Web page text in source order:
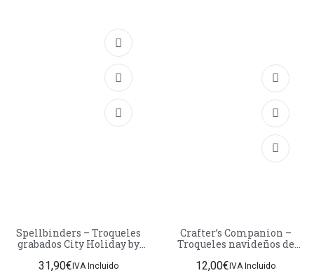
Spellbinders – Troqueles
grabados City Holiday by
31,90€IVA Incluido
Crafter’s Companion –
Troqueles navideños de
en los tejados
12,00€IVA Incluido